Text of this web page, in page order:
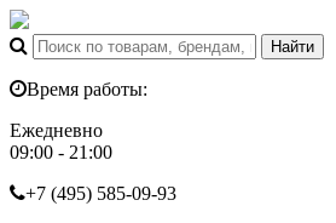
Время работы:
Ежедневно
09:00 - 21:00
+7 (495) 585-09-93